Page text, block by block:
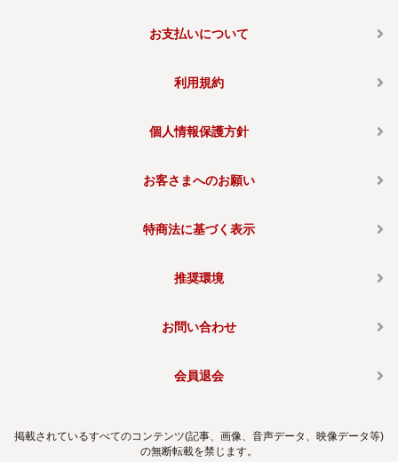
お支払いについて
利用規約
個人情報保護方針
お客さまへのお願い
特商法に基づく表示
推奨環境
お問い合わせ
会員退会
掲載されているすべてのコンテンツ(記事、画像、音声データ、映像データ等)
の無断転載を禁じます。